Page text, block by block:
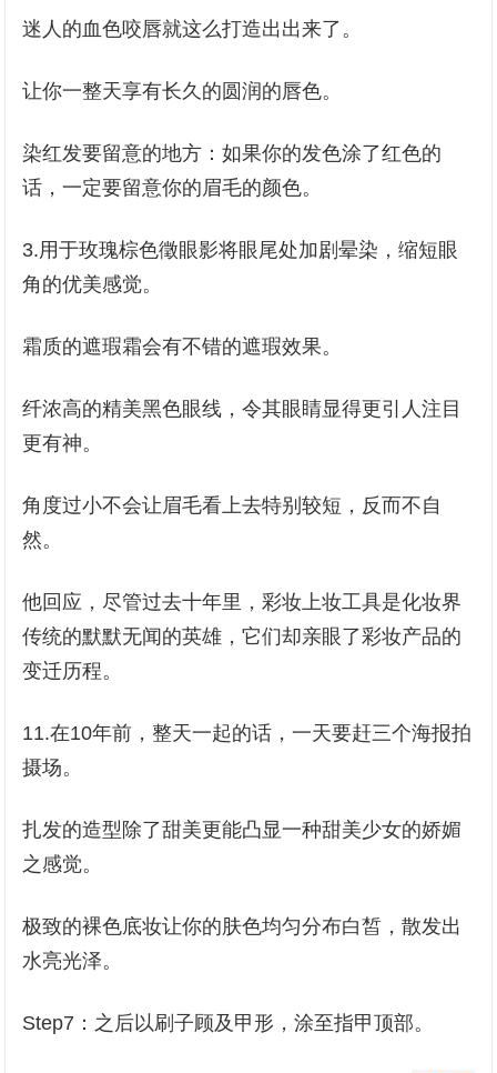
迷人的血色咬唇就这么打造出出来了。
让你一整天享有长久的圆润的唇色。
染红发要留意的地方：如果你的发色涂了红色的
话，一定要留意你的眉毛的颜色。
3.用于玫瑰棕色徵眼影将眼尾处加剧晕染，缩短眼
角的优美感觉。
霜质的遮瑕霜会有不错的遮瑕效果。
纤浓高的精美黑色眼线，令其眼睛显得更引人注目
更有神。
角度过小不会让眉毛看上去特别较短，反而不自
然。
他回应，尽管过去十年里，彩妆上妆工具是化妆界
传统的默默无闻的英雄，它们却亲眼了彩妆产品的
变迁历程。
11.在10年前，整天一起的话，一天要赶三个海报拍
摄场。
扎发的造型除了甜美更能凸显一种甜美少女的娇媚
之感觉。
极致的裸色底妆让你的肤色均匀分布白皙，散发出
水亮光泽。
Step7：之后以刷子顾及甲形，涂至指甲顶部。